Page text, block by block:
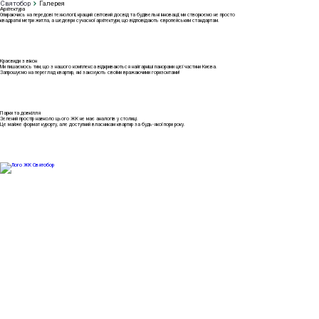
Святобор Галерея
Архітектура
Опираючись на передові технології, кращий світовий досвід та будівельні інновації, ми створюємо не просто
квадратні метри житла, а шедеври сучасної архітектури, що відповідають європейським стандартам.
Краєвиди з вікон
Ми пишаємось тим, що з нашого комплекса відкриваються найгарніші панорами цієї частини Києва.
Запрошуємо на перегляд квартир, які закохують своїми вражаючими горизонтами!
Парки та довкілля
Зелений простір навколо цього ЖК не має аналогів у столиці.
Це майже формат курорту, але доступний власникам квартир за будь-якої пори року.